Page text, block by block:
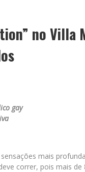
I
NSTITUTO CERVANTES APRESENTA RECITAL DO ALAUDISTA MEXICANO FRANCISCO GIL NA SÉRIE SEGUNDA MUSICAL
no Villa
gay
mais
correr, pois mais